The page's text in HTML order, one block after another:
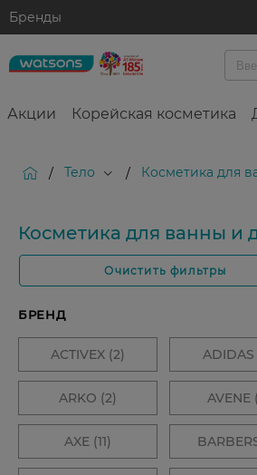
Бренды
Акции Корейская косметика
/ Тело / Косметика для
Косметика для ванны и
Очистить фильтры